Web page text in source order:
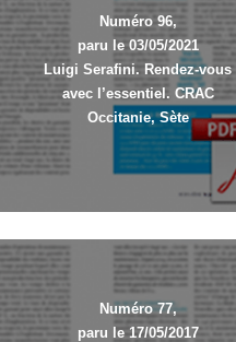
Numéro 96,
paru le 03/05/2021
Luigi Serafini. Rendez-vous
avec l’essentiel. CRAC
Occitanie, Sète
Numéro 77,
paru le 17/05/2017